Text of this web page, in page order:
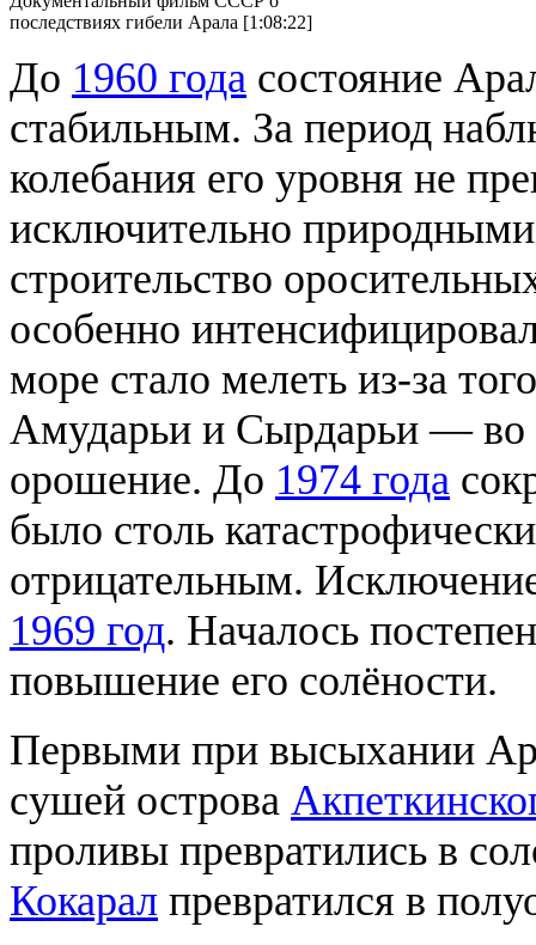
последствиях гибели Арала [1:08:22]
До 1960 года состояние
стабильным. За период
колебания его уровня не
исключительно
строительство
особенно
море стало мелеть из-за
Амударьи и Сырдарьи — во
орошение. До 1974 года
было столь
отрицательным.
1969 год. Началось
повышение его солёности.
Первыми при высыхании
сушей острова
проливы превратились в
Кокарал превратился в